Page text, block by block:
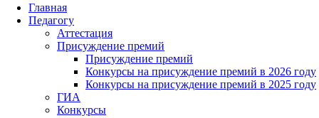
Главная
Педагогу
Аттестация
Присуждение премий
Присуждение премий
Конкурсы на присуждение премий в 2026 году
Конкурсы на присуждение премий в 2025 году
ГИА
Конкурсы